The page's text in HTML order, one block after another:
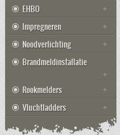
EHBO
Impregneren
Noodverlichting
Brandmeldinstallatie
Rookmelders
Vluchtladders